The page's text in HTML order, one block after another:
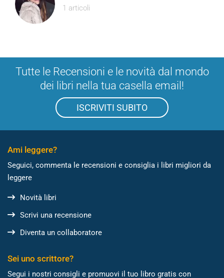
1 articoli
Tutte le Recensioni e le novità dal mondo
dei libri nella tua casella email!
ISCRIVITI SUBITO
Ami leggere?
Seguici, commenta le recensioni e consiglia i libri migliori da
leggere
Novità libri
Scrivi una recensione
Diventa un collaboratore
Sei uno scrittore?
Segui i nostri consigli e promuovi il tuo libro gratis con